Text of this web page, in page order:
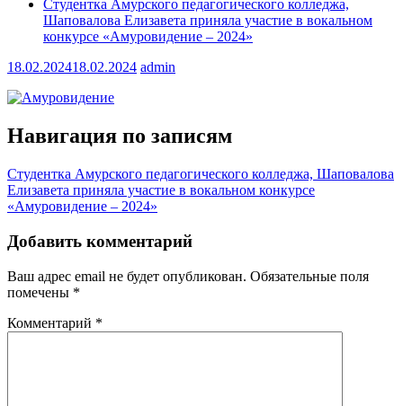
Студентка Амурского педагогического колледжа,
Шаповалова Елизавета приняла участие в вокальном
конкурсе «Амуровидение – 2024»
18.02.202418.02.2024 admin
Навигация по записям
Студентка Амурского педагогического колледжа, Шаповалова
Елизавета приняла участие в вокальном конкурсе
«Амуровидение – 2024»
Добавить комментарий
Ваш адрес email не будет опубликован. Обязательные поля
помечены *
Комментарий *